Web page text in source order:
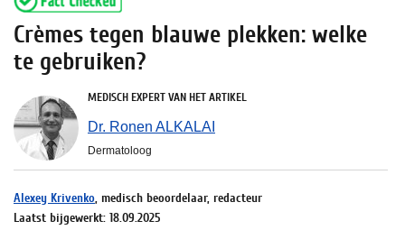
Crèmes tegen blauwe plekken: welke
te gebruiken?
MEDISCH EXPERT VAN HET ARTIKEL
Dr. Ronen ALKALAI
Dermatoloog
Alexey Krivenko, medisch beoordelaar, redacteur
Laatst bijgewerkt: 18.09.2025